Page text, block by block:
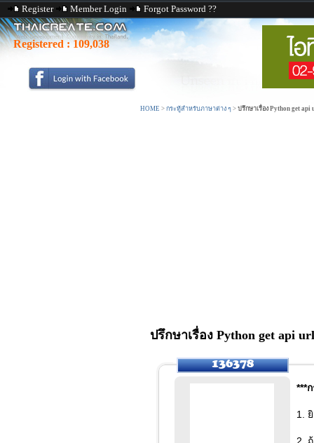
Register Member Login Forgot Password ??
Registered : 109,038
HOME > กระทู้สำหรับภาษาต่าง ๆ > ปรึกษาเรื่อง Python get
ปรึกษาเรื่อง Python get api
***
1.